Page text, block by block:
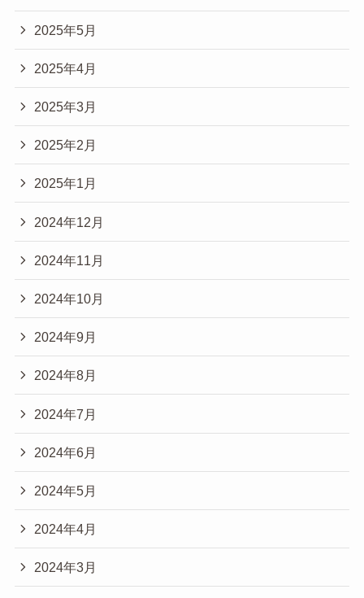
2025年5月
2025年4月
2025年3月
2025年2月
2025年1月
2024年12月
2024年11月
2024年10月
2024年9月
2024年8月
2024年7月
2024年6月
2024年5月
2024年4月
2024年3月